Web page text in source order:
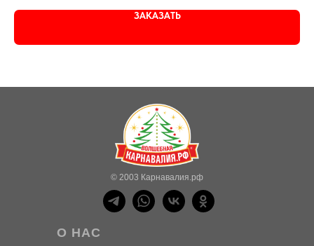
ЗАКАЗАТЬ
О НАС
© 2003 Карнавалия.рф